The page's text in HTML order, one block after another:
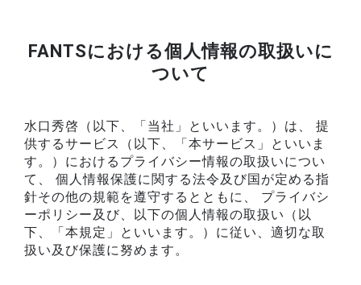
FANTSにおける個人情報の取扱いに
ついて
水口秀啓（以下、「当社」といいます。）は、 提
供するサービス（以下、「本サービス」といいま
す。）におけるプライバシー情報の取扱いについ
て、 個人情報保護に関する法令及び国が定める指
針その他の規範を遵守するとともに、 プライバシ
ーポリシー及び、以下の個人情報の取扱い（以
下、「本規定」といいます。）に従い、適切な取
扱い及び保護に努めます。